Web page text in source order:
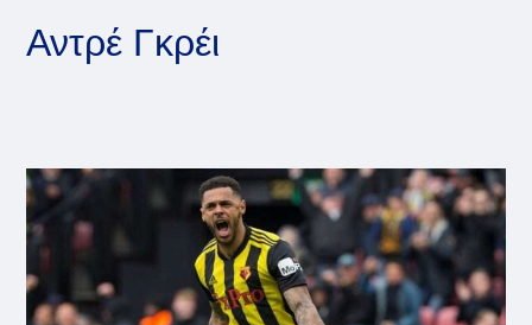
Αντρέ Γκρέι